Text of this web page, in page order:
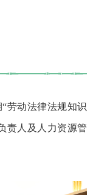
动法律法规知识
责人及人力资源管